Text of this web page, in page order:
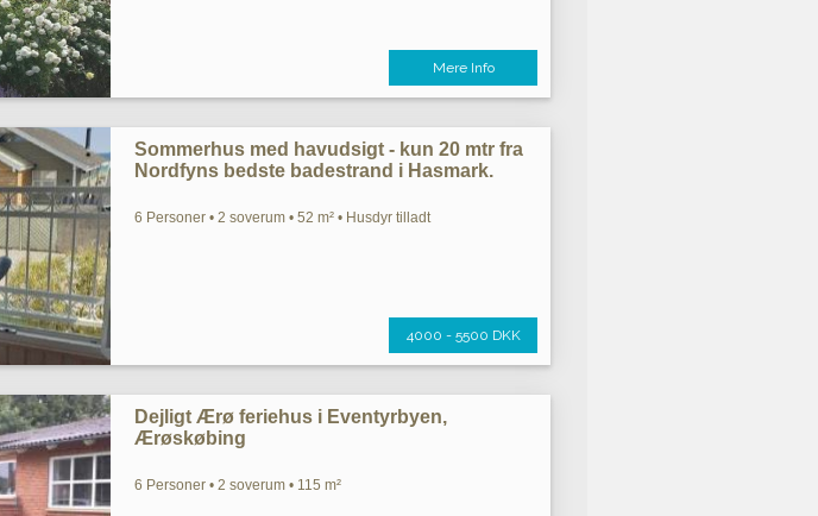
Mere Info
Sommerhus med havudsigt - kun 20 mtr fra
Nordfyns bedste badestrand i Hasmark.
6 Personer • 2 soverum • 52 m² • Husdyr tilladt
4000 - 5500 DKK
Dejligt Ærø feriehus i Eventyrbyen,
Ærøskøbing
6 Personer • 2 soverum • 115 m²